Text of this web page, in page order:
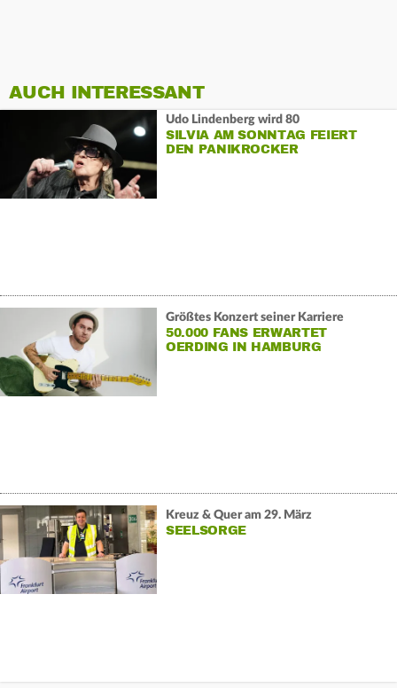
AUCH INTERESSANT
Udo Lindenberg wird 80
SILVIA AM SONNTAG FEIERT
DEN PANIKROCKER
Größtes Konzert seiner Karriere
50.000 FANS ERWARTET
OERDING IN HAMBURG
Kreuz & Quer am 29. März
SEELSORGE